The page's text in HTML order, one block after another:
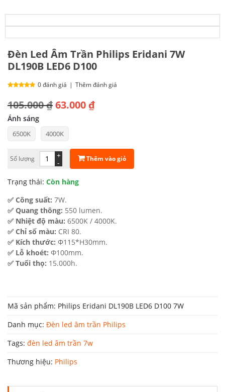
Đèn Led Âm Trần Philips Eridani 7W
DL190B LED6 D100
0 đánh giá | Thêm đánh giá
105.000₫
Giá
gốc
là:
105.000 ₫.
63.000 ₫
Giá
hiện
tại
là:
63.000 ₫.
Ánh sáng
6500K 4000K
Số lượng -
+ Thêm vào giỏ
Trạng thái: Còn hàng
✅ Công suất: 7W.
✅ Quang thông: 550 lumen.
✅ Nhiệt độ màu: 6500K / 4000K.
✅ Chỉ số màu: CRI 80.
✅ Kích thước: Φ115*H30mm.
✅ Lỗ khoét: Φ100mm.
✅ Tuổi thọ: 15.000h.
Mã sản phẩm: Philips Eridani DL190B LED6 D100 7W
Danh mục: Đèn led âm trần Philips
Tags: đèn led âm trần 7w
Thương hiệu: Philips